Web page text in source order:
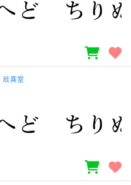
欣喜堂